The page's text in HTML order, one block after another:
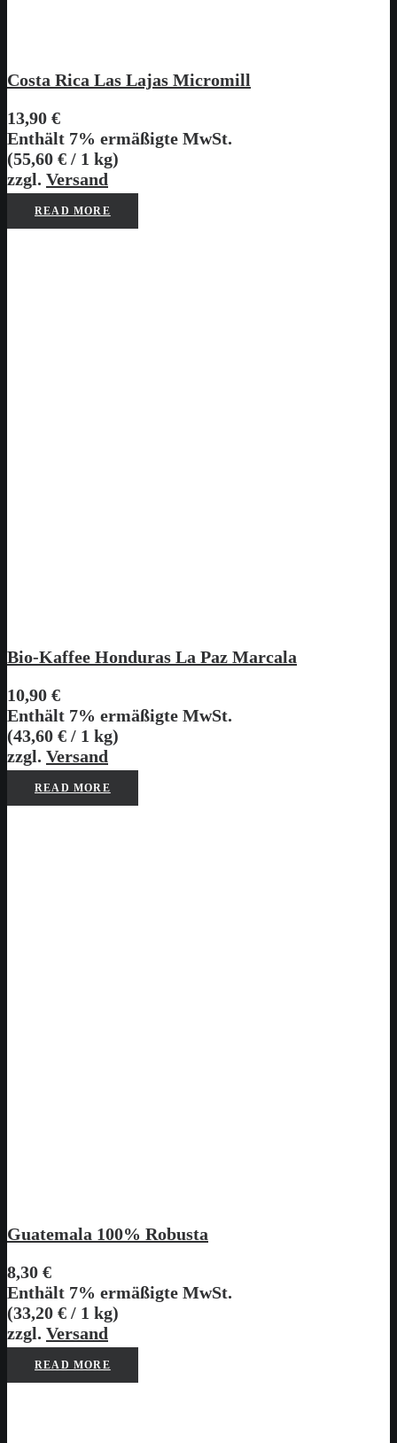
Costa Rica Las Lajas Micromill
13,90 €
Enthält 7% ermäßigte MwSt.
(55,60 € / 1 kg)
zzgl. Versand
READ MORE
Bio-Kaffee Honduras La Paz Marcala
10,90 €
Enthält 7% ermäßigte MwSt.
(43,60 € / 1 kg)
zzgl. Versand
READ MORE
Guatemala 100% Robusta
8,30 €
Enthält 7% ermäßigte MwSt.
(33,20 € / 1 kg)
zzgl. Versand
READ MORE